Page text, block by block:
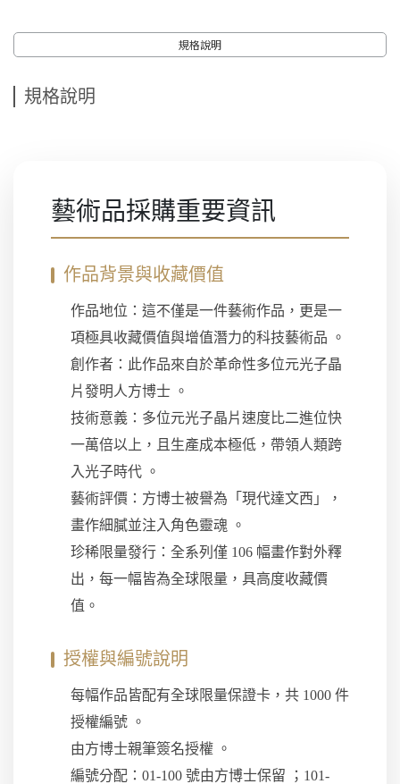
規格說明
規格說明
藝術品採購重要資訊
作品背景與收藏價值
作品地位：這不僅是一件藝術作品，更是一
項極具收藏價值與增值潛力的科技藝術品 。
創作者：此作品來自於革命性多位元光子晶
片發明人方博士 。
技術意義：多位元光子晶片速度比二進位快
一萬倍以上，且生產成本極低，帶領人類跨
入光子時代 。
藝術評價：方博士被譽為「現代達文西」，
畫作細膩並注入角色靈魂 。
珍稀限量發行：全系列僅 106 幅畫作對外釋
出，每一幅皆為全球限量，具高度收藏價
值。
授權與編號說明
每幅作品皆配有全球限量保證卡，共 1000 件
授權編號 。
由方博士親筆簽名授權 。
編號分配：01-100 號由方博士保留 ；101-